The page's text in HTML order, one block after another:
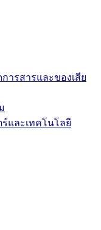
ารสารและของเสีย
และเทคโนโลยี